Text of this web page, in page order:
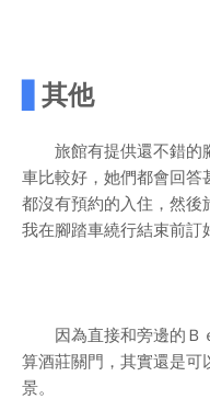
其他
旅館有提供還不錯的
車比較好，她們都會回答
都沒有預約的入住，然後
我在腳踏車繞行結束前訂
因為直接和旁邊的Ｂ
算酒莊關門，其實還是可
景。